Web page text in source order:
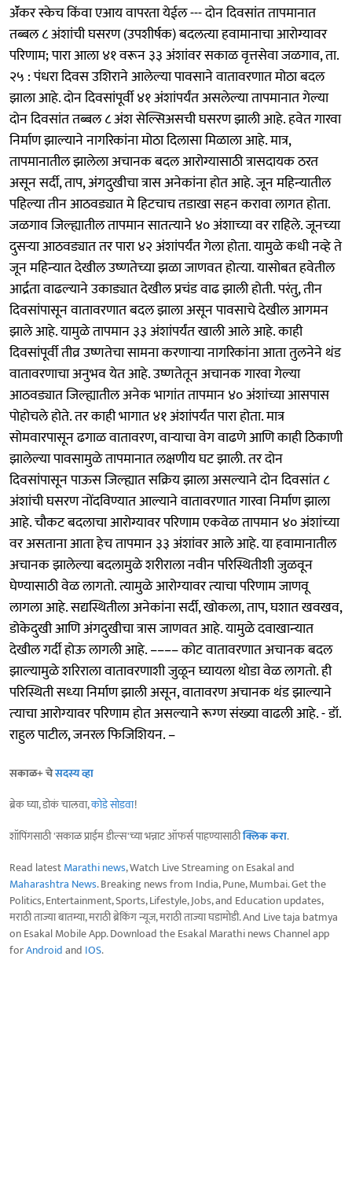
ॲंकर स्केच किंवा एआय वापरता येईल --- दोन दिवसांत तापमानात
तब्बल ८ अंशांची घसरण (उपशीर्षक) बदलत्या हवामानाचा आरोग्यावर
परिणाम; पारा आला ४१ वरून ३३ अंशांवर सकाळ वृत्तसेवा जळगाव, ता.
२५ : पंधरा दिवस उशिराने आलेल्‍या पावसाने वातावरणात मोठा बदल
झाला आहे. दोन दिवसांपूर्वी ४१ अंशांपर्यंत असलेल्‍या तापमानात गेल्या
दोन दिवसांत तब्बल ८ अंश सेल्सिअसची घसरण झाली आहे. हवेत गारवा
निर्माण झाल्‍याने नागरिकांना मोठा दिलासा मिळाला आहे. मात्र,
तापमानातील झालेला अचानक बदल आरोग्यासाठी त्रासदायक ठरत
असून सर्दी, ताप, अंगदुखीचा त्रास अनेकांना होत आहे. जून महिन्‍यातील
पहिल्‍या तीन आठवड्यात मे हिटचाच तडाखा सहन करावा लागत होता.
जळगाव जिल्‍ह्यातील तापमान सातत्‍याने ४० अंशाच्‍या वर राहिले. जूनच्‍या
दुसऱ्या आठवड्यात तर पारा ४२ अंशांपर्यंत गेला होता. यामुळे कधी नव्‍हे ते
जून महिन्‍यात देखील उष्‍णतेच्‍या झळा जाणवत होत्‍या. यासोबत हवेतील
आर्द्रता वाढल्‍याने उकाड्यात देखील प्रचंड वाढ झाली होती. परंतु, तीन
दिवसांपासून वातावरणात बदल झाला असून पावसाचे देखील आगमन
झाले आहे. यामुळे तापमान ३३ अंशांपर्यंत खाली आले आहे. काही
दिवसांपूर्वी तीव्र उष्णतेचा सामना करणाऱ्या नागरिकांना आता तुलनेने थंड
वातावरणाचा अनुभव येत आहे. उष्णतेतून अचानक गारवा गेल्या
आठवड्यात जिल्‍ह्यातील अनेक भागांत तापमान ४० अंशांच्या आसपास
पोहोचले होते. तर काही भागात ४१ अंशांपर्यंत पारा होता. मात्र
सोमवारपासून ढगाळ वातावरण, वाऱ्याचा वेग वाढणे आणि काही ठिकाणी
झालेल्या पावसामुळे तापमानात लक्षणीय घट झाली. तर दोन
दिवसांपासून पाऊस जिल्‍ह्यात सक्रिय झाला असल्‍याने दोन दिवसांत ८
अंशांची घसरण नोंदविण्यात आल्याने वातावरणात गारवा निर्माण झाला
आहे. चौकट बदलाचा आरोग्यावर परिणाम एकवेळ तापमान ४० अंशांच्‍या
वर असताना आता हेच तापमान ३३ अंशांवर आले आहे. या हवामानातील
अचानक झालेल्‍या बदलामुळे शरीराला नवीन परिस्थितीशी जुळवून
घेण्यासाठी वेळ लागतो. त्यामुळे आरोग्‍यावर त्‍याचा परिणाम जाणवू
लागला आहे. सद्यस्थितीला अनेकांना सर्दी, खोकला, ताप, घशात खवखव,
डोकेदुखी आणि अंगदुखीचा त्रास जाणवत आहे. यामुळे दवाखान्‍यात
देखील गर्दी होऊ लागली आहे. –––– कोट वातावरणात अचानक बदल
झाल्‍यामुळे शरिराला वातावरणाशी जुळून घ्यायला थाेडा वेळ लागतो. ही
परिस्थिती सध्‍या निर्माण झाली असून, वातावरण अचानक थंड झाल्‍याने
त्‍याचा आरोग्‍यावर परिणाम होत असल्‍याने रूग्‍ण संख्‍या वाढली आहे. - डॉ.
राहुल पाटील, जनरल फिजिशियन. –
सकाळ+ चेसदस्य व्हा
ब्रेक घ्या, डोकं चालवा,कोडे सोडवा!
शॉपिंगसाठी 'सकाळ प्राईम डील्स'च्या भन्नाट ऑफर्स पाहण्यासाठीक्लिक करा.
Read latestMarathi news, Watch Live Streaming on Esakal and
Maharashtra News. Breaking news from India, Pune, Mumbai. Get the
Politics, Entertainment, Sports, Lifestyle, Jobs, and Education updates,
मराठी ताज्या बातम्या, मराठी ब्रेकिंग न्यूज, मराठी ताज्या घडामोडी. And Live taja batmya
on Esakal Mobile App. Download the Esakal Marathi news Channel app
forAndroidand IOS.